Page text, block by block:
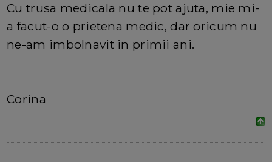
Cu trusa medicala nu te pot ajuta, mie mi-
a facut-o o prietena medic, dar oricum nu
ne-am imbolnavit in primii ani.
Corina